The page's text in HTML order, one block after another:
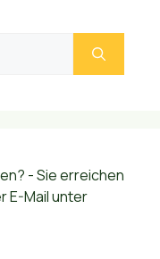
- Sie erreichen
E-Mail unter